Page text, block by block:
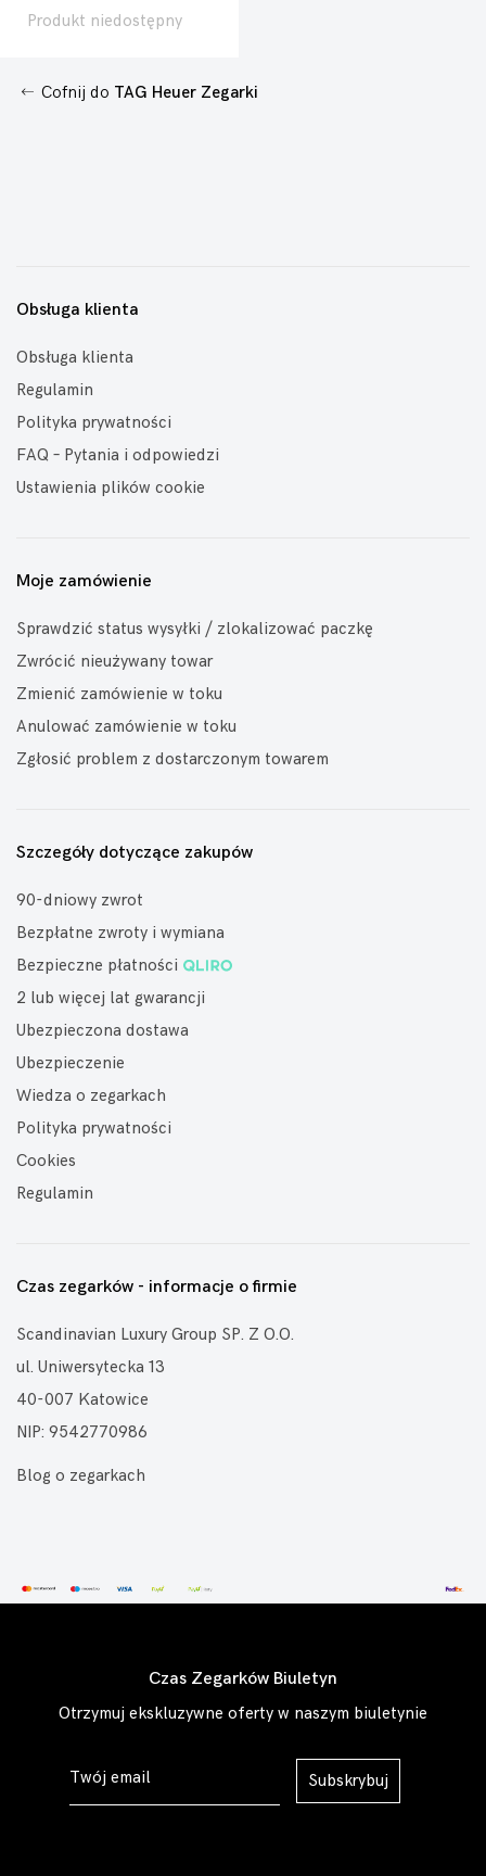
Produkt niedostępny
Cofnij do TAG Heuer Zegarki
Obsługa klienta
Obsługa klienta
Regulamin
Polityka prywatności
FAQ – Pytania i odpowiedzi
Ustawienia plików cookie
Moje zamówienie
Sprawdzić status wysyłki / zlokalizować paczkę
Zwrócić nieużywany towar
Zmienić zamówienie w toku
Anulować zamówienie w toku
Zgłosić problem z dostarczonym towarem
Szczegóły dotyczące zakupów
90-dniowy zwrot
Bezpłatne zwroty i wymiana
Bezpieczne płatności
2 lub więcej lat gwarancji
Ubezpieczona dostawa
Ubezpieczenie
Wiedza o zegarkach
Polityka prywatności
Cookies
Regulamin
Czas zegarków - informacje o firmie
Scandinavian Luxury Group SP. Z O.O.
ul. Uniwersytecka 13
40-007 Katowice
NIP: 9542770986
Blog o zegarkach
Czas Zegarków Biuletyn
Otrzymuj ekskluzywne oferty w naszym biuletynie
Subskrybuj